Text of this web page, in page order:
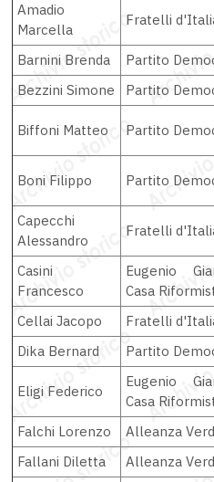
Amadio
Marcella
Fratelli
Barnini Brenda Partito
Bezzini Simone
Partito
Biffoni Matteo Partito
Boni Filippo Partito
Capecchi
Alessandro
Fratelli
Casini
Francesco
Eugenio
Casa
Cellai Jacopo Fratelli
Dika Bernard
Partito
Eligi Federico
Eugenio
Casa
Falchi Lorenzo Alleanza
Fallani Diletta
Alleanza